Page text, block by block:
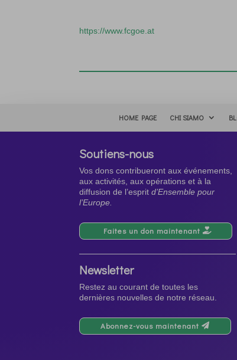
https://www.fcgoe.at
HOME PAGE CHI SIAMO
Soutiens-nous
Vos dons contribueront aux événements,
aux activités, aux opérations et à la
diffusion de l’espritd’Ensemble pour
l’Europe.
Faites un don maintenant
Newsletter
Restez au courant de toutes les
dernières nouvelles de notre réseau.
Abonnez-vous maintenant